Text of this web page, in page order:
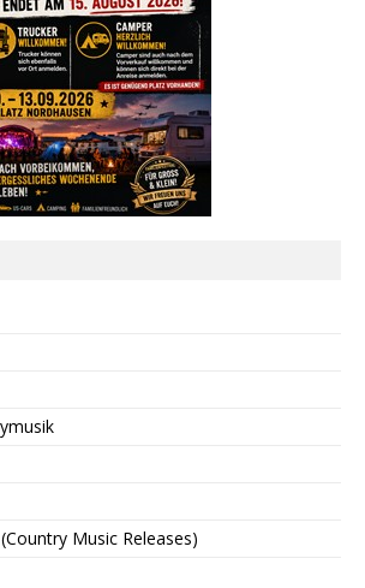
Music Releases)